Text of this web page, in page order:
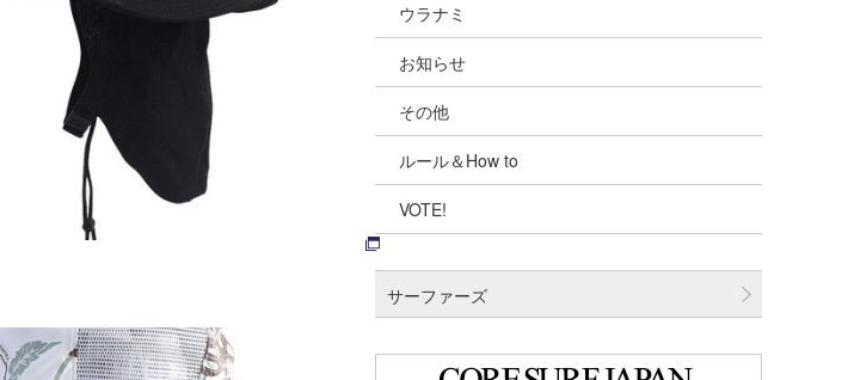
ショップ情報
湘南
千葉北
伊豆
千葉南
四国
沖縄
ウラナミ
お知らせ
その他
ルール＆How to
VOTE!
サーファーズ